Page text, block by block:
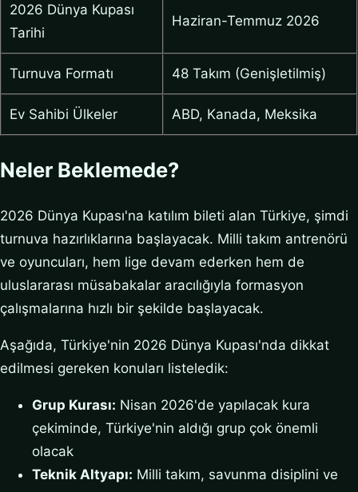
2026 Dünya Kupası
Tarihi
Haziran-Temmuz 2026
Turnuva Formatı 48 Takım (Genişletilmiş)
Ev Sahibi Ülkeler ABD, Kanada, Meksika
Neler Beklemede?
2026 Dünya Kupası'na katılım bileti alan Türkiye, şimdi
turnuva hazırlıklarına başlayacak. Milli takım antrenörü
ve oyuncuları, hem lige devam ederken hem de
uluslararası müsabakalar aracılığıyla formasyon
çalışmalarına hızlı bir şekilde başlayacak.
Aşağıda, Türkiye'nin 2026 Dünya Kupası'nda dikkat
edilmesi gereken konuları listeledik:
Grup Kurası: Nisan 2026'de yapılacak kura
çekiminde, Türkiye'nin aldığı grup çok önemli
olacak
Teknik Altyapı: Milli takım, savunma disiplini ve